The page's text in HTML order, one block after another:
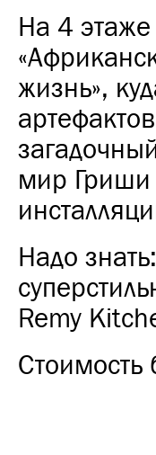
На 4 этаже
жизнь»,
мир
Надо
Remy